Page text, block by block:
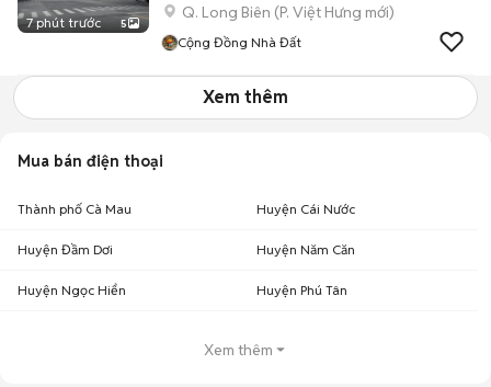
7 phút trước 5
Q. Long Biên (P. Việt Hưng mới)
Cộng Đồng Nhà Đất
Xem thêm
Mua bán điện thoại
Thành phố Cà Mau Huyện Cái Nước
Huyện Đầm Dơi Huyện Năm Căn
Huyện Ngọc Hiển Huyện Phú Tân
Xem thêm